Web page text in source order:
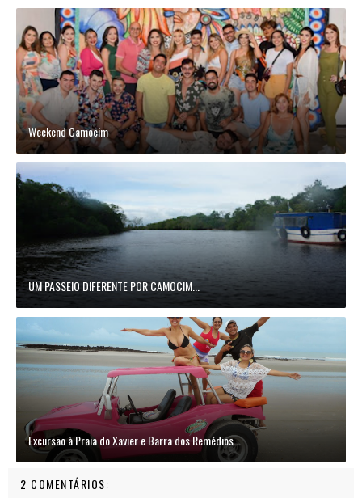
Weekend Camocim
UM PASSEIO DIFERENTE POR CAMOCIM...
Excursão à Praia do Xavier e Barra dos Remédios...
2 COMENTÁRIOS: